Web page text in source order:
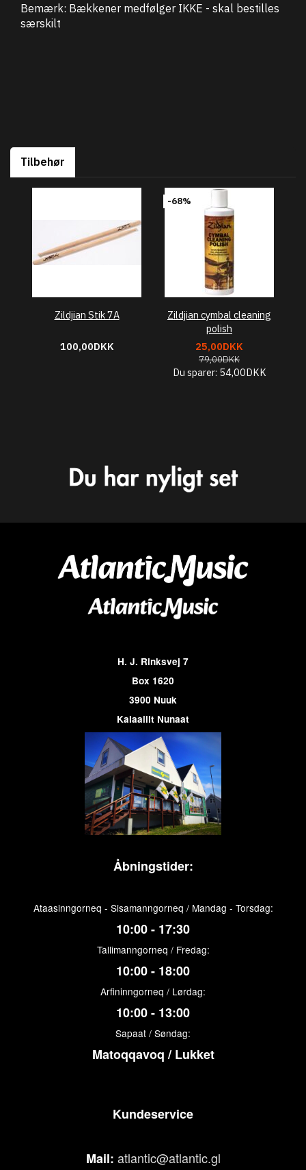
Bemærk: Bækkener medfølger IKKE - skal bestilles
særskilt
Tilbehør
Zildjian Stik 7A
100,00DKK
-68%
Zildjian cymbal cleaning
polish
25,00DKK
79,00DKK
Du sparer: 54,00DKK
H. J. Rinksvej 7
Box 1620
3900 Nuuk
Kalaallit Nunaat
Åbningstider:
Ataasinngorneq - Sisamanngorneq / Mandag - Torsdag:
10:00 - 17:30
Tallimanngorneq / Fredag:
10:00 - 18:00
Arfininngorneq / Lørdag:
10:00 - 13:00
Sapaat / Søndag:
Matoqqavoq / Lukket
Kundeservice
Mail: atlantic@atlantic.gl